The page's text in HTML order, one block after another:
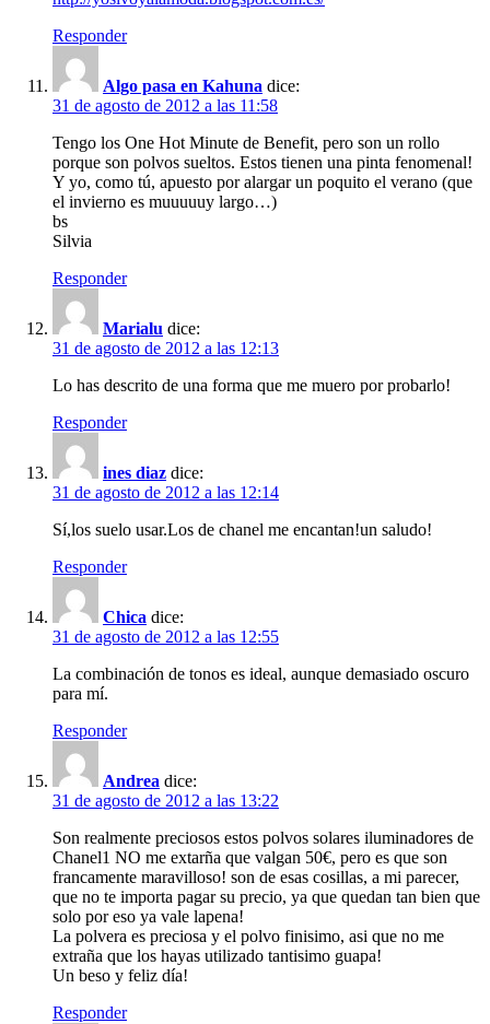
Responder
Algo pasa en Kahuna dice:
31 de agosto de 2012 a las 11:58
Tengo los One Hot Minute de Benefit, pero son un rollo
porque son polvos sueltos. Estos tienen una pinta fenomenal!
Y yo, como tú, apuesto por alargar un poquito el verano (que
el invierno es muuuuuy largo…)
bs
Silvia
Responder
Marialu dice:
31 de agosto de 2012 a las 12:13
Lo has descrito de una forma que me muero por probarlo!
Responder
ines diaz dice:
31 de agosto de 2012 a las 12:14
Sí,los suelo usar.Los de chanel me encantan!un saludo!
Responder
Chica dice:
31 de agosto de 2012 a las 12:55
La combinación de tonos es ideal, aunque demasiado oscuro
para mí.
Responder
Andrea dice:
31 de agosto de 2012 a las 13:22
Son realmente preciosos estos polvos solares iluminadores de
Chanel1 NO me extarña que valgan 50€, pero es que son
francamente maravilloso! son de esas cosillas, a mi parecer,
que no te importa pagar su precio, ya que quedan tan bien que
solo por eso ya vale lapena!
La polvera es preciosa y el polvo finisimo, asi que no me
extraña que los hayas utilizado tantisimo guapa!
Un beso y feliz día!
Responder